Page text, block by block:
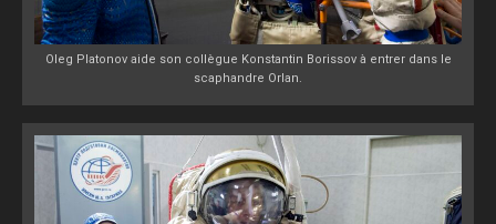
Oleg Platonov aide son collègue Konstantin Borissov à entrer dans le
scaphandre Orlan.